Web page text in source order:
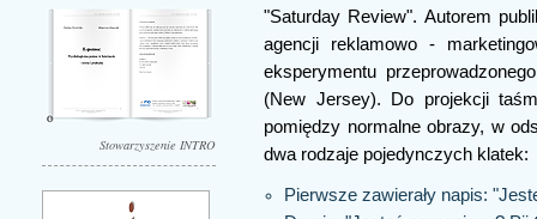
Stowarzyszenie INTRO
"Saturday Review". Autorem
agencji reklamowo -
eksperymentu
(New Jersey). Do projekcji
pomiędzy normalne obrazy, w
dwa rodzaje pojedynczych klatek:
Pierwsze zawierały napis: